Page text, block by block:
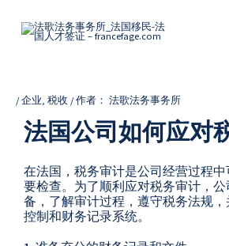
/企业, 税收/ 作者： 法歌法务事务所
法国公司如何应对
在法国，税务审计是公司经营过程
要检查。为了顺利应对税务审计，
备，了解审计过程，遵守税务法规
控制和财务记录系统。
navigation